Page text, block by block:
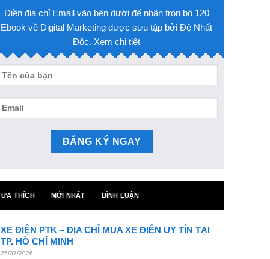
Điền địa chỉ Email vào bên dưới để nhận trọn bộ 120
Ebook về Digital Marketing được sưu tập bởi Đệ Nhất
Độc. Xem chi tiết
ƯA THÍCH MỚI NHẤT BÌNH LUẬN
XE ĐIỆN PTK – ĐỊA CHỈ MUA XE ĐIỆN UY TÍN TẠI
TP. HỒ CHÍ MINH
25/07/2026